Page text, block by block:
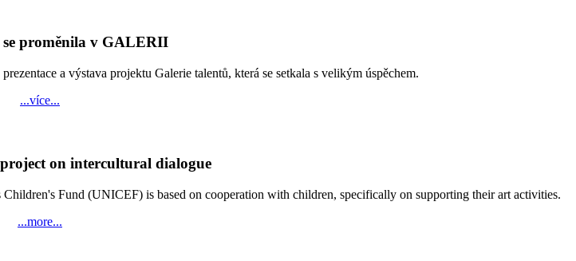
proměnila v GALERII
a výstava projektu Galerie talentů, která se setkala s velikým úspěchem.
...více...
on intercultural dialogue
Fund (UNICEF) is based on cooperation with children, specifically on supporting their art activities.
...more...